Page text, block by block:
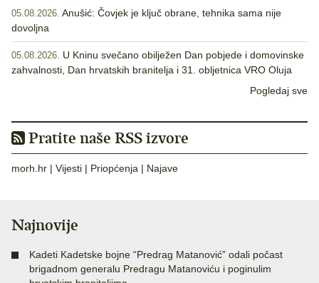
05.08.2026. Anušić: Čovjek je ključ obrane, tehnika sama nije
dovoljna
05.08.2026. U Kninu svečano obilježen Dan pobjede i domovinske
zahvalnosti, Dan hrvatskih branitelja i 31. obljetnica VRO Oluja
Pogledaj sve
Pratite naše RSS izvore
morh.hr | Vijesti | Priopćenja | Najave
Najnovije
Kadeti Kadetske bojne “Predrag Matanović” odali počast
brigadnom generalu Predragu Matanoviću i poginulim